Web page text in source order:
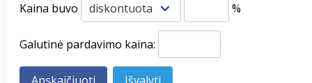
Kaina buvo %
Galutinė pardavimo kaina: